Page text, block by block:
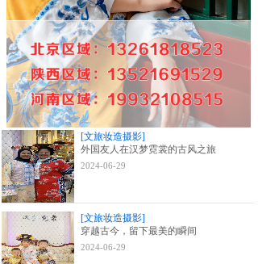
[文旅妆造摄影]
外国友人在汉梦霓裳的古风之旅
2024-06-29
[文旅妆造摄影]
穿越古今，留下最美的瞬间
2024-06-29